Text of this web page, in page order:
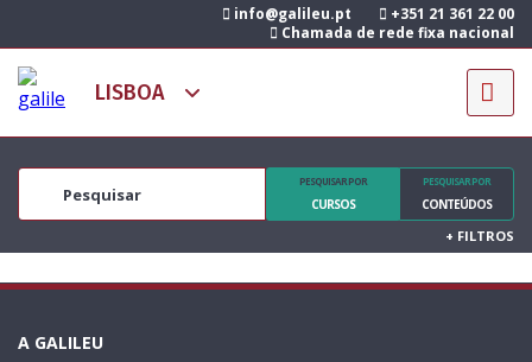
info@galileu.pt
+351 21 361 22 00
Chamada de rede fixa nacional
PESQUISAR POR
CURSOS
PESQUISAR POR
CONTEÚDOS
+ FILTROS
A GALILEU